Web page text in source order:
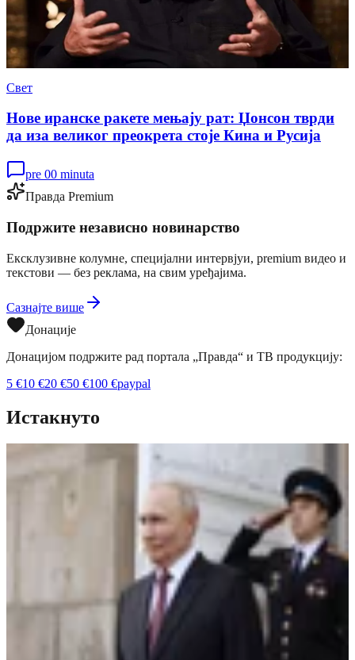
Свет
Нове иранске ракете мењају рат: Џонсон тврди
да иза великог преокрета стоје Кина и Русија
pre 00 minuta
Правда Premium
Подржите независно новинарство
Ексклузивне колумне, специјални интервјуи, premium видео и
текстови — без реклама, на свим уређајима.
Сазнајте више
Донације
Донацијом подржите рад портала „Правда“ и ТВ продукцију:
5 €10 €20 €50 €100 €paypal
Истакнуто